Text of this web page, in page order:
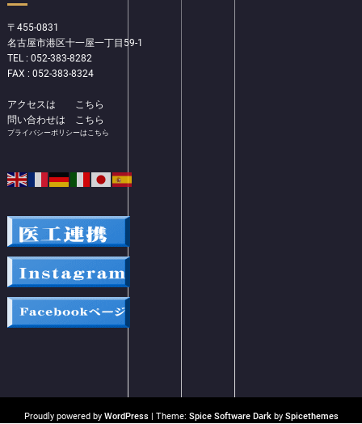
〒455-0831
名古屋市港区十一屋一丁目59-1
TEL : 052-383-8282
FAX : 052-383-8324
アクセスは こちら
問い合わせは こちら
プライバシーポリシーはこちら
Proudly powered by WordPress| Theme: Spice Software Darkby Spicethemes